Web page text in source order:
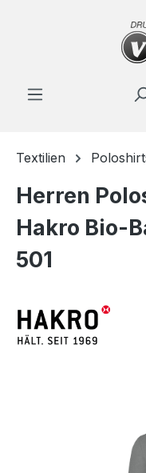
Zum Hauptinhalt
Textilien
Herren
Hakro Bio-
501